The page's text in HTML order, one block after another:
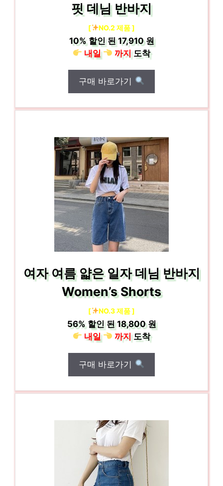
핏 데님 반바지
[ NO.2 제품 ]
10%할인 된17,910 원
내일
까지도착
구매 바로가기
여자 여름 얇은 일자 데님 반바지
Women’s Shorts
[ NO.3 제품 ]
56%할인 된18,800 원
내일
까지도착
구매 바로가기